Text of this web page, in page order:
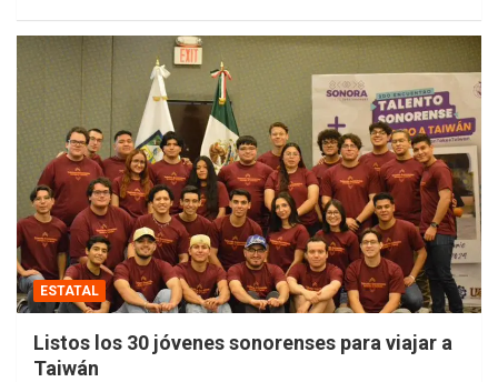
ESTATAL
Listos los 30 jóvenes sonorenses para viajar a
Taiwán